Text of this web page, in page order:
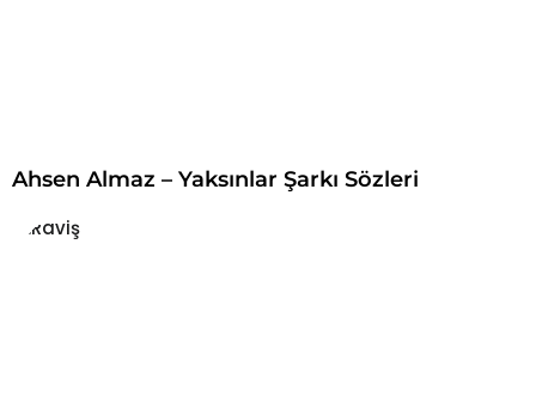
Ahsen Almaz – Yaksınlar Şarkı Sözleri